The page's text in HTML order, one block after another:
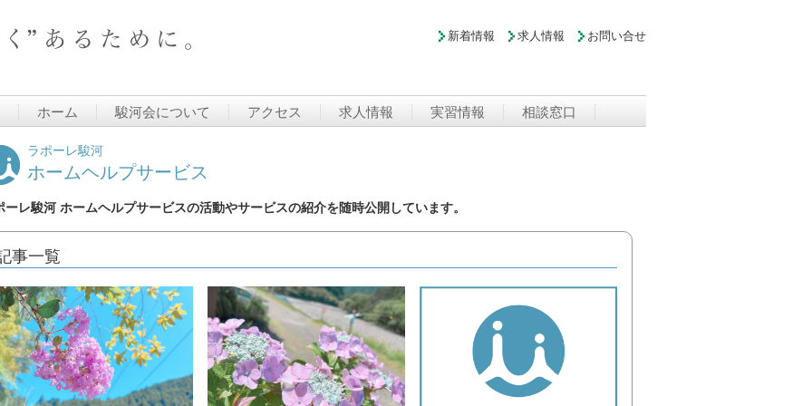
新着情報 求人情報 お問い合せ
ホーム 駿河会について アクセス 求人情報 実習情報 相談窓口
ラポーレ駿河
ホームヘルプサービス
ーレ駿河 ホームヘルプサービスの活動やサービスの紹介を随時公開しています。
事一覧